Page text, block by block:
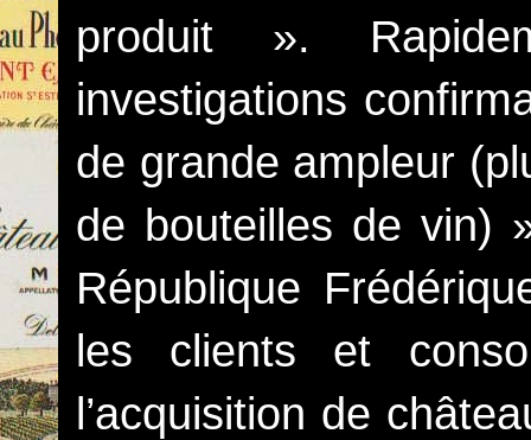
produit ».
investigations
de grande ampleur
de bouteilles de vin)
République
les clients et
l’acquisition de